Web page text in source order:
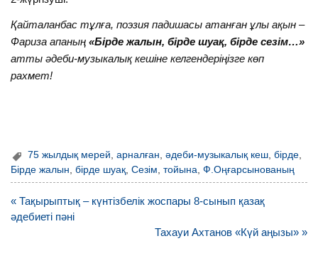
Қайталанбас тұлға, поэзия падишасы атанған ұлы ақын –
Фариза апаның«Бірде жалын, бірде шуақ, бірде сезім…»
атты әдеби-музыкалық кешіне келгендеріңізге көп
рахмет!
75 жылдық мерей,арналған,әдеби-музыкалық кеш,бірде,
Бірде жалын ,бірде шуақ ,Сезім ,тойына ,Ф.Оңғарсынованың
Навигация
по
« Тақырыптық – күнтізбелік жоспары 8-сынып қазақ
әдебиеті пәні
Тахауи Ахтанов «Күй аңызы» »